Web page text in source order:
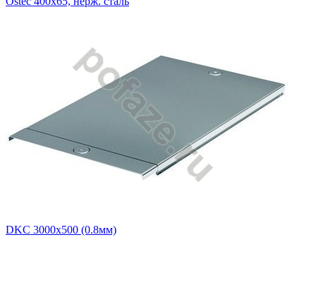
DKC 3000х500 (0.8мм)